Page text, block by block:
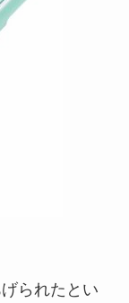
られたとい